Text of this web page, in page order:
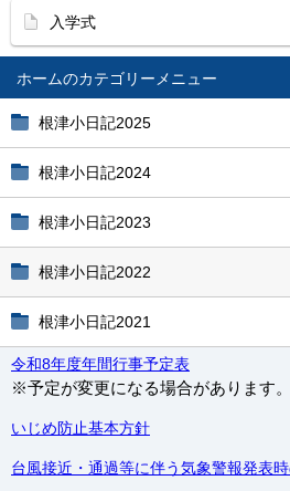
ホーム
根津小日記2025
根津小日記2024
根津小日記2023
根津小日記2022
根津小日記2021
令和8年度年間行事予定表
※予定が変更になる場合があります。
いじめ防止基本方針
台風接近・通過等に伴う気象警報発表
入学式